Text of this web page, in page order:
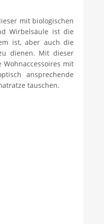
mit biologischen
Wirbelsäule ist die
ist, aber auch die
dienen. Mit dieser
mit
ansprechende
tauschen.